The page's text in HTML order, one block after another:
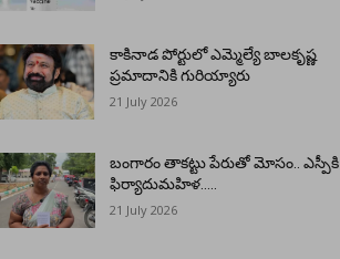
కాకినాడ పోర్టులో ఎమ్మెల్యే బాలకృష్ణ
ప్రమాదానికి గురియ్యారు
21 July 2026
బంగారం తాకట్టు పేరుతో మోసం.. ఎస్పీకి
ఫిర్యాదుమహిళ…..
21 July 2026